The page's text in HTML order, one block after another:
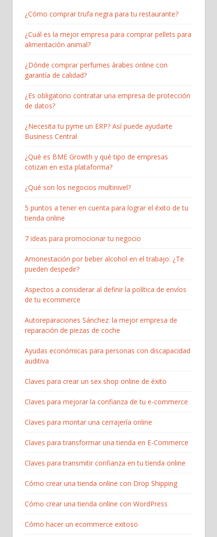
¿Cómo comprar trufa negra para tu restaurante?
¿Cuál es la mejor empresa para comprar pellets para
alimentación animal?
¿Dónde comprar perfumes árabes online con
garantía de calidad?
¿Es obligatorio contratar una empresa de protección
de datos?
¿Necesita tu pyme un ERP? Así puede ayudarte
Business Central
¿Qué es BME Growth y qué tipo de empresas
cotizan en esta plataforma?
¿Qué son los negocios multinivel?
5 puntos a tener en cuenta para lograr el éxito de tu
tienda online
7 ideas para promocionar tu negocio
Amonestación por beber alcohol en el trabajo: ¿Te
pueden despedir?
Aspectos a considerar al definir la política de envíos
de tu ecommerce
Autoreparaciones Sánchez: la mejor empresa de
reparación de piezas de coche
Ayudas económicas para personas con discapacidad
auditiva
Claves para crear un sex shop online de éxito
Claves para mejorar la confianza de tu e-commerce
Claves para montar una cerrajería online
Claves para transformar una tienda en E-Commerce
Claves para transmitir confianza en tu tienda online
Cómo crear una tienda online con Drop Shipping
Cómo crear una tienda online con WordPress
Cómo hacer un ecommerce exitoso